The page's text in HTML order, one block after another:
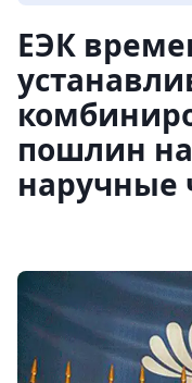
ЕЭК
пошлин
наручные